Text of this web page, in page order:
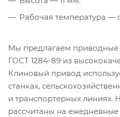
Рабочая температура —
Мы предлагаем
ГОСТ 1284-89 из
Клиновый привод
станках,
и транспортерных линиях.
рассчитаны на